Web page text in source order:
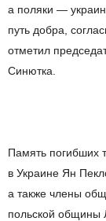
а поляки —
путь добра,
отметил
Синютка.
Память погибших
в Украине Ян
а также члены
польской общины